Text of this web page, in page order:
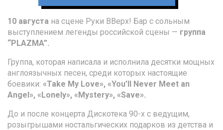
10 августа на сцене Руки ВВерх! Бар с сольным
выступлением легенды российской сцены — группа
“PLAZMA”.
Группа, которая написала и исполнила десятки мощных
англоязычных песен, среди которых настоящие
боевики: «Take My Love», «You’ll Never Meet an
Angel», «Lonely», «Mystery», «Save».
До и после концерта Дискотека 90-х с ведущим,
розыгрышами ностальгических подарков из детства и